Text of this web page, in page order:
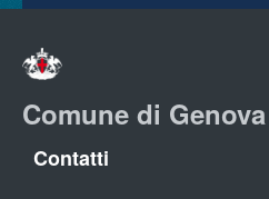
Comune di Genova
Contatti